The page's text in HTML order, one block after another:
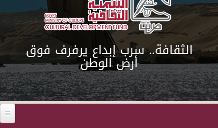
الثقافة.. سرب إبداع يرفرف فوق
أرض الوطن